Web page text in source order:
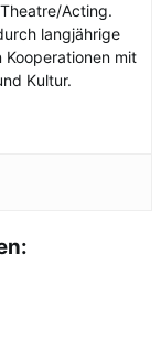
Acting.
langjährige
Kooperationen mit
Kultur.